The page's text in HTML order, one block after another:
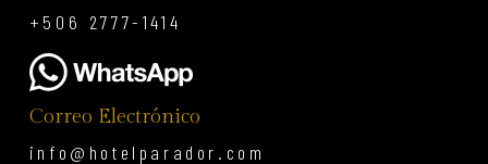
+506 2777-1414
Correo Electrónico
info@hotelparador.com